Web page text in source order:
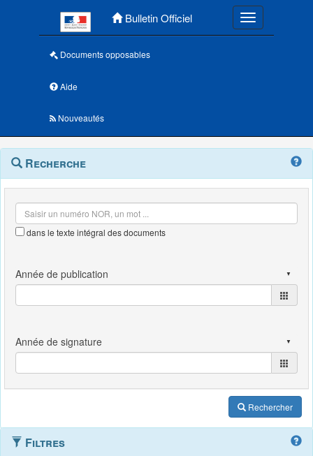
Bulletin Officiel Toggle
Documents opposables
Aide
Nouveautés
Navigation
outils
Menu
contextuel
Recherche
dans le texte intégral des documents
Rechercher
Filtres